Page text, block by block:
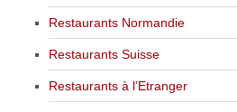
Restaurants Normandie
Restaurants Suisse
Restaurants à l’Etranger